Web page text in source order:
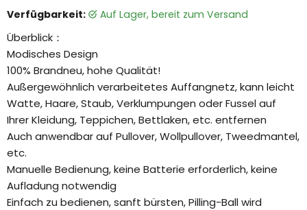
Verfügbarkeit: auf Lager, bereit zum Versand
Überblick：
Modisches Design
100% Brandneu, hohe Qualität!
Außergewöhnlich verarbeitetes Auffangnetz, kann leicht
Watte, Haare, Staub, Verklumpungen oder Fussel auf
Ihrer Kleidung, Teppichen, Bettlaken, etc. entfernen
Auch anwendbar auf Pullover, Wollpullover, Tweedmantel,
etc.
Manuelle Bedienung, keine Batterie erforderlich, keine
Aufladung notwendig
Einfach zu bedienen, sanft bürsten, Pilling-Ball wird